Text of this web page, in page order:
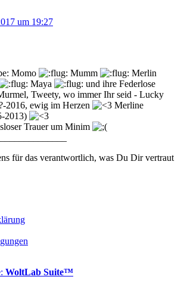
um 19:27
Momo
Mumm
Merlin
Maya
und ihre Federlose
Tweety, wo immer Ihr seid - Lucky
2016, ewig im Herzen
Merline
2013)
Trauer um Minim
für das verantwortlich, was Du Dir vertraut
WoltLab Suite™